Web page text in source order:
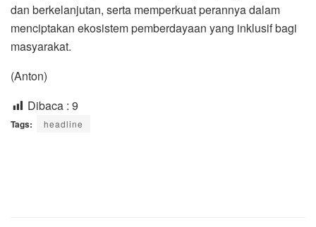
dan berkelanjutan, serta memperkuat perannya dalam
menciptakan ekosistem pemberdayaan yang inklusif bagi
masyarakat.
(Anton)
Dibaca : 9
Tags: headline